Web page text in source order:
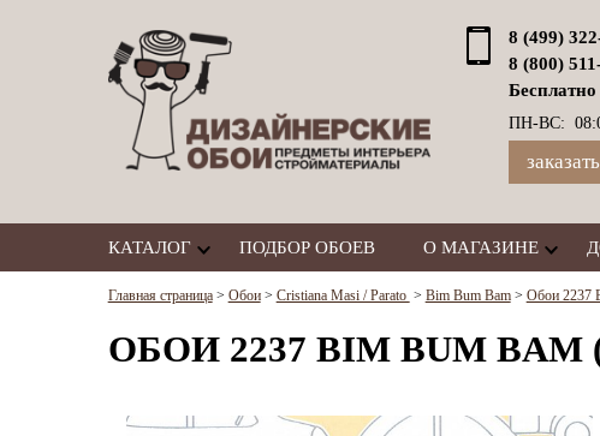
8 (499)
8 (800)
ПН-ВС:
КАТАЛОГ ПОДБОР ОБОЕВ О МАГАЗИНЕ
Главная страница> Обои> Cristiana Masi / Parato > Bim Bum Bam> Обои 2237
ОБОИ 2237 BIM BUM BAM